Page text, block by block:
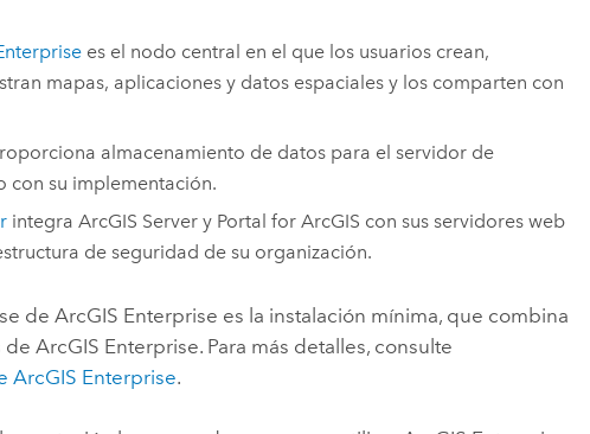
es el nodo central en el que los usuarios crean,
mapas, aplicaciones y datos espaciales y los comparten con
almacenamiento de datos para el servidor de
con su implementación.
integra ArcGIS Servery Portal for ArcGIS con sus servidores web
de seguridad de su organización.
deArcGIS Enterprise es la instalación mínima, que combina
deArcGIS Enterprise. Para más detalles, consulte
ArcGIS Enterprise.